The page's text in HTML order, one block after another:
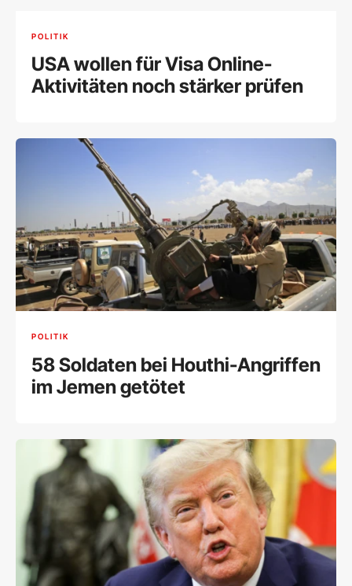
POLITIK
USA wollen für Visa Online-
Aktivitäten noch stärker prüfen
POLITIK
58 Soldaten bei Houthi-Angriffen
im Jemen getötet